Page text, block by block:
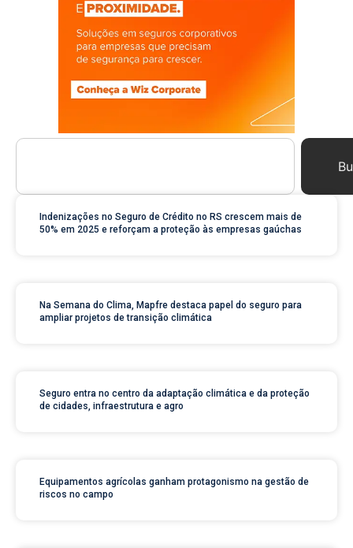
Indenizações no Seguro de Crédito no RS crescem mais de
50% em 2025 e reforçam a proteção às empresas gaúchas
Na Semana do Clima, Mapfre destaca papel do seguro para
ampliar projetos de transição climática
Seguro entra no centro da adaptação climática e da proteção
de cidades, infraestrutura e agro
Equipamentos agrícolas ganham protagonismo na gestão de
riscos no campo